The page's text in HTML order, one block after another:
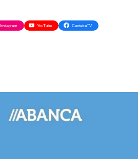
Instagram YouTube CanteiraTV